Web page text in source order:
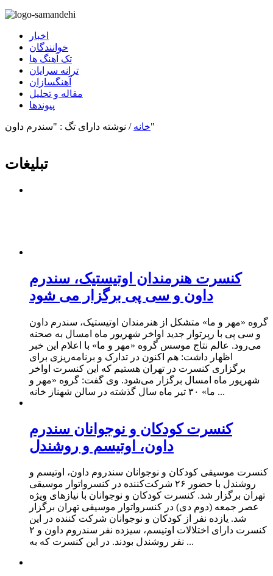
اخبار
خوانندگان
تک آهنگ ها
ترانه سرایان
آهنگسازان
مقاله و تحلیل
پیوندها
خانه / نوشته دارای تگ : "سندرم داون"
تبلیغات
کنسرت هنرمندان اوتیستیک، سندرم
داون و سی پی برگزار می شود
گروه «مهر و ما» متشکل از هنرمندان اوتیستیک، سندرم داون
و سی پی با رپرتوار جدید اواخر شهریور ماه امسال به صحنه
می‌رود. عالم نتاج موسس گروه «مهر و ما» با اعلام این خبر
اظهار داشت: هم اکنون در تدارک و برنامه‌ریزی برای
برگزاری کنسرت در تهران هستیم که این کنسرت اواخر
شهریور ماه امسال برگزار می‌شود. وی گفت: گروه «مهر و
ما» ۳۰ تیر ماه سال گذشته در سالن شهناز خانه ...
کنسرت کودکان و نوجوانان سندرم‌
داون، اوتیسم و روشندل
کنسرت موسیقی کودکان و نوجوانان سندروم‌ داون، اوتیسم و
روشندل با حضور ۲۶ شرکت‌کننده در کنسرواتوار موسیقی
تهران برگزار شد. کنسرت کودکان و نوجوانان با نیازهای ویژه
عصر جمعه (دوم دی) در کنسرواتوار موسیقی تهران برگزار
شد. یازده نفر از کودکان و نوجوانان شرکت کننده در این
کنسرت دارای اختلالات اوتیسم، سیزده نفر سندروم داون و ۲
نفر روشندل بودند. در این کنسرت که به ...